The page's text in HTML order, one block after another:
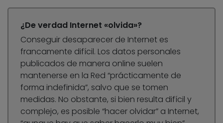
¿De verdad Internet «olvida»?
Conseguir desaparecer de Internet es
francamente difícil. Los datos personales
publicados de manera online suelen
mantenerse en la Red “prácticamente de
forma indefinida”, salvo que se tomen
medidas. No obstante, si bien resulta difícil y
complejo, es posible “hacer olvidar” a Internet,